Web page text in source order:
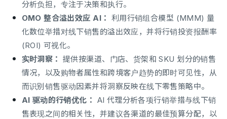
分析负担，专注于决策和执行。
OMO 整合溢出效应 AI： 利用行销组合模型 (MMM) 量
化数位举措对线下销售的溢出效应，并将行销投资报酬率
(ROI) 可视化。
实时洞察： 提供按渠道、门店、货架和 SKU 划分的销售
情况，以及购物者属性和跨境客户趋势的即时可见性，从
而识别销售驱动因素并将洞察反映在线下零售策略中。
AI 驱动的行销优化： AI 代理分析各项行销举措与线下销
售表现之间的相关性，并建议各渠道的最佳预算分配，以